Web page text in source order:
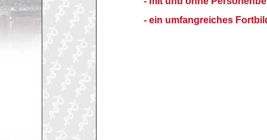
- ein umfangreiches